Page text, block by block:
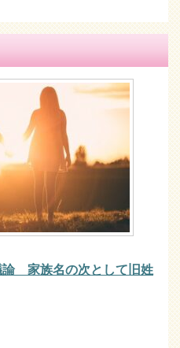
論 家族名の次として旧姓